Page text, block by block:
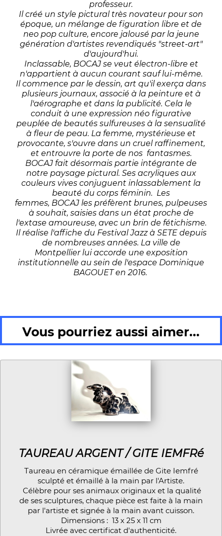
professeur.
Il créé un style pictural très novateur pour son
époque, un mélange de figuration libre et de
neo pop culture, encore jalousé par la jeune
génération d'artistes revendiqués "street-art"
d'aujourd'hui.
Inclassable, BOCAJ se veut électron-libre et
n'appartient à aucun courant sauf lui-même.
Il commence par le dessin, art qu'il exerça dans
plusieurs journaux, associé à la peinture et à
l'aérographe et dans la publicité. Cela le
conduit à une expression néo figurative
peuplée de beautés sulfureuses à la sensualité
à fleur de peau. La femme, mystérieuse et
provocante, s'ouvre dans un cruel raffinement,
et entrouvre la porte de nos fantasmes.
BOCAJ fait désormais partie intégrante de
notre paysage pictural. Ses acryliques aux
couleurs vives conjuguent inlassablement la
beauté du corps féminin. Les
femmes, BOCAJ les préfèrent brunes, pulpeuses
à souhait, saisies dans un état proche de
l'extase amoureuse, avec un brin de fétichisme.
Il réalise l'affiche du Festival Jazz à SETE depuis
de nombreuses années. La ville de
Montpellier lui accorde une exposition
institutionnelle au sein de l'espace Dominique
BAGOUET en 2016.
Vous pourriez aussi aimer...
TAUREAU ARGENT / GITE IEMFRé
Taureau en céramique émaillée de Gite Iemfré
sculpté et émaillé à la main par l'Artiste.
Célèbre pour ses animaux originaux et la qualité
de ses sculptures, chaque pièce est faite à la main
par l'artiste et signée à la main avant cuisson.
Dimensions : 13 x 25 x 11 cm
Livrée avec certificat d'authenticité.